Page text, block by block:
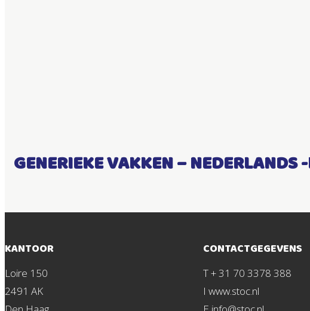
GENERIEKE VAKKEN – NEDERLANDS
KANTOOR
Loire 150
2491 AK
CONTACTGEGEVENS
T + 31 70 3378 388
I www.stoc.nl